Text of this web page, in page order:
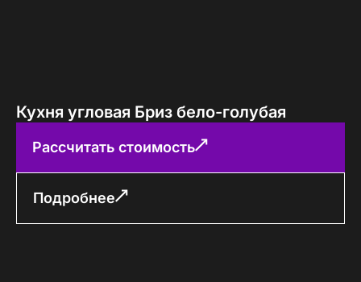
Кухня угловая Бриз бело-голубая
Рассчитать стоимость
Подробнее